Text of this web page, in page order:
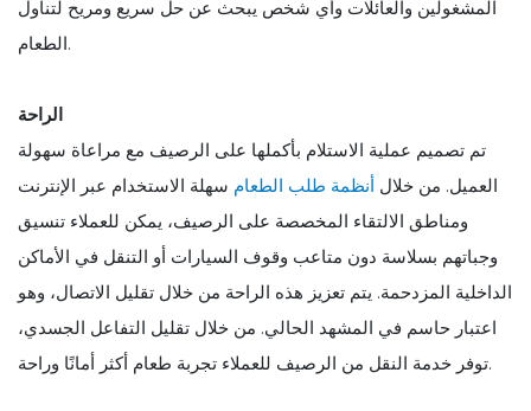
المشغولين والعائلات وأي شخص يبحث عن حل سريع ومريح لتناول
الطعام.
الراحة
تم تصميم عملية الاستلام بأكملها على الرصيف مع مراعاة سهولة
العميل. من خلال أنظمة طلب الطعام سهلة الاستخدام عبر الإنترنت
ومناطق الالتقاء المخصصة على الرصيف، يمكن للعملاء تنسيق
وجباتهم بسلاسة دون متاعب وقوف السيارات أو التنقل في الأماكن
الداخلية المزدحمة. يتم تعزيز هذه الراحة من خلال تقليل الاتصال، وهو
اعتبار حاسم في المشهد الحالي. من خلال تقليل التفاعل الجسدي،
توفر خدمة النقل من الرصيف للعملاء تجربة طعام أكثر أمانًا وراحة.